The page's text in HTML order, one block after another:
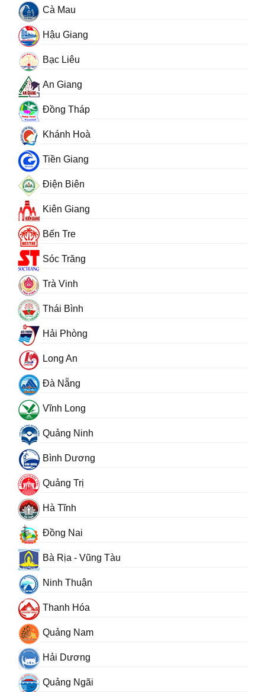
Cà Mau
Hậu Giang
Bạc Liêu
An Giang
Đồng Tháp
Khánh Hoà
Tiền Giang
Điện Biên
Kiên Giang
Bến Tre
Sóc Trăng
Trà Vinh
Thái Bình
Hải Phòng
Long An
Đà Nẵng
Vĩnh Long
Quảng Ninh
Bình Dương
Quảng Trị
Hà Tĩnh
Đồng Nai
Bà Rịa - Vũng Tàu
Ninh Thuận
Thanh Hóa
Quảng Nam
Hải Dương
Quảng Ngãi